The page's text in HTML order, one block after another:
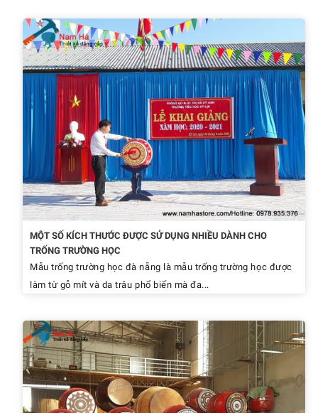
MỘT SỐ KÍCH THƯỚC ĐƯỢC SỬ DỤNG NHIỀU DÀNH CHO
TRỐNG TRƯỜNG HỌC
Mẫu trống trường học đà nẵng là mẫu trống trường học được
làm từ gỗ mít và da trâu phổ biến mà đa...